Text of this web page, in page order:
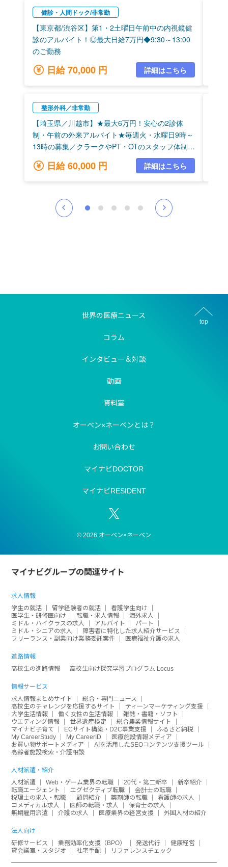
top
世界の医療ニュース
コラム
インタビュー＆対談
動画
資料室
オーベン×ネーベンとは？
お問い合わせ
マイナビDOCTOR
マイナビRESIDENT
© 2026 オーベン×ネーベン
マイナビグループの関連サイト
求人情報
学生の就活
留学経験者の就活
看護学生向け
医学生・研修医向け
転職・求人情報
海外求人
ミドル・ハイクラスの求人
アルバイト
パート
ミドル・シニアの求人
障害者に特化した求人紹介サービス
フリーランス・副業向け業務委託案件
医療福祉介護の求人
進路情報
高校生の進路情報
高校生向け探究学習プログラム Locus
情報サービス
求人情報まとめサイト
総合・専門ニュース
高校生のチャレンジを応援するサイト
ティーンマーケティング支援
大学生活情報
働く女性の生活情報
雑誌・書籍・ソフト
ウエディング情報
世界遺産検定
総合農業情報サイト
マイナビ子育て
ECサイト構築・D2C事業支援
ふるさと納税
My CareerStudy
My CareerID
医療施設情報メディア
お買い物サポートメディア
AIを活用したSEOコンテンツ支援ツール
高齢者施設検索・介護相談
人材派遣・紹介
人材派遣
Web・ゲーム業界の転職 20代・第二新卒
新卒紹介
転職エージェント
エグゼクティブ転職
会計士の転職
税理士の求人・転職
顧問紹介 薬剤師の転職
看護師の求人
コメディカル求人
医師の転職・求人
保育士の求人
無期雇用派遣
介護の求人 医療業界の経営支援 外国人材の紹介
法人向け
研修サービス
業務効率化支援（BPO） 発送代行
健康経営
貸会議室・スタジオ
社宅手配 リファレンスチェック